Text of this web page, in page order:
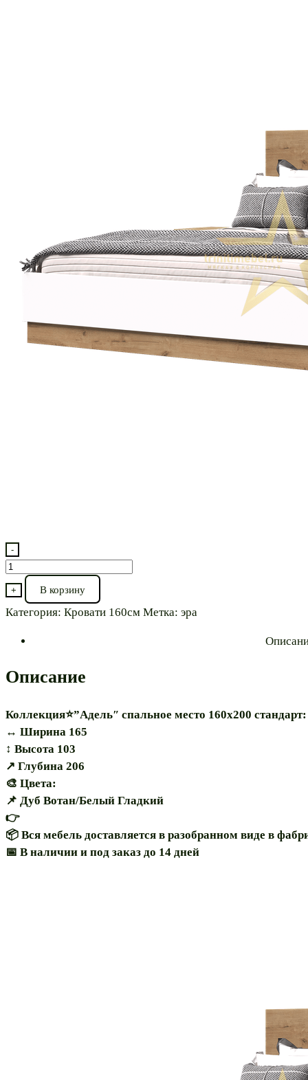
-
Количество
товара
Кровать
с
модульная"
+ В корзину
Категория: Кровати 160см Метка: эра
Описание
Коллекция⭐”Адель″ спальное место 160х200 стандарт:
↔️ Ширина 165
↕️ Высота 103
↗️ Глубина 206
🎨 Цвета:
📌 Дуб Вотан/Белый Гладкий
👉
📦 Вся мебель доставляется в разобранном виде в
📅 В наличии и под заказ до 14 дней